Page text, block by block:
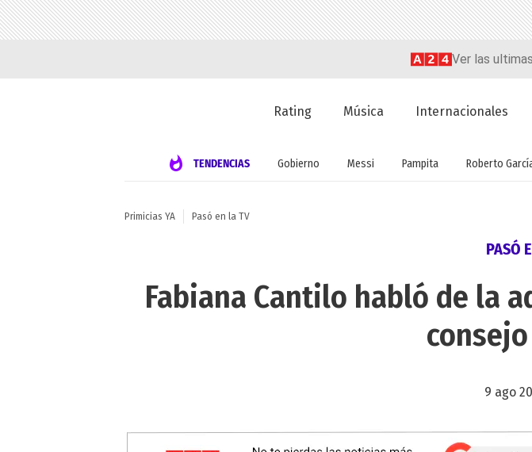
Ver las
Rating Música Internacionales
TENDENCIAS Gobierno Messi Pampita Roberto
Primicias YA Pasó en la TV
PASÓ
Fabiana Cantilo habló de la
9 ago